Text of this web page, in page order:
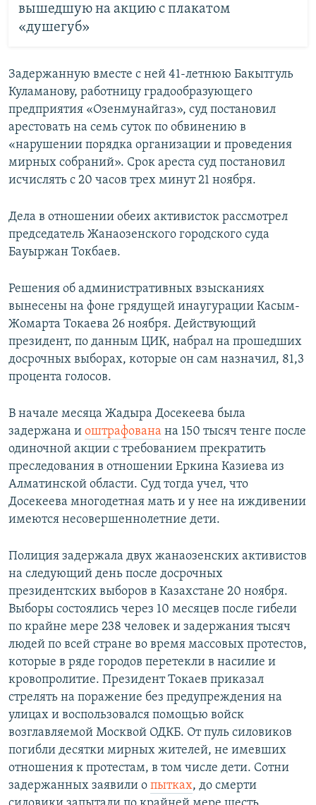
вышедшую на акцию с плакатом
«душегуб»
Задержанную вместе с ней 41-летнюю Бакытгуль
Куламанову, работницу градообразующего
предприятия «Озенмунайгаз», суд постановил
арестовать на семь суток по обвинению в
«нарушении порядка организации и проведения
мирных собраний». Срок ареста суд постановил
исчислять с 20 часов трех минут 21 ноября.
Дела в отношении обеих активисток рассмотрел
председатель Жанаозенского городского суда
Бауыржан Токбаев.
Решения об административных взысканиях
вынесены на фоне грядущей инаугурации Касым-
Жомарта Токаева 26 ноября. Действующий
президент, по данным ЦИК, набрал на прошедших
досрочных выборах, которые он сам назначил, 81,3
процента голосов.
В начале месяца Жадыра Досекеева была
задержана и оштрафована на 150 тысяч тенге после
одиночной акции с требованием прекратить
преследования в отношении Еркина Казиева из
Алматинской области. Суд тогда учел, что
Досекеева многодетная мать и у нее на иждивении
имеются несовершеннолетние дети.
Полиция задержала двух жанаозенских активистов
на следующий день после досрочных
президентских выборов в Казахстане 20 ноября.
Выборы состоялись через 10 месяцев после гибели
по крайне мере 238 человек и задержания тысяч
людей по всей стране во время массовых протестов,
которые в ряде городов перетекли в насилие и
кровопролитие. Президент Токаев приказал
стрелять на поражение без предупреждения на
улицах и воспользовался помощью войск
возглавляемой Москвой ОДКБ. От пуль силовиков
погибли десятки мирных жителей, не имевших
отношения к протестам, в том числе дети. Сотни
задержанных заявили о пытках, до смерти